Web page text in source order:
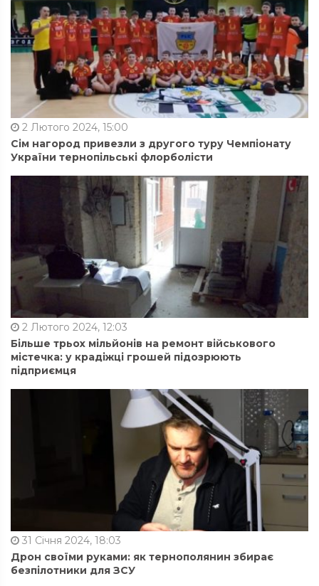
2 Лютого 2024, 15:00
Сім нагород привезли з другого туру Чемпіонату
України тернопільські флорболісти
2 Лютого 2024, 12:03
Більше трьох мільйонів на ремонт військового
містечка: у крадіжці грошей підозрюють
підприємця
31 Січня 2024, 18:03
Дрон своїми руками: як тернополянин збирає
безпілотники для ЗСУ